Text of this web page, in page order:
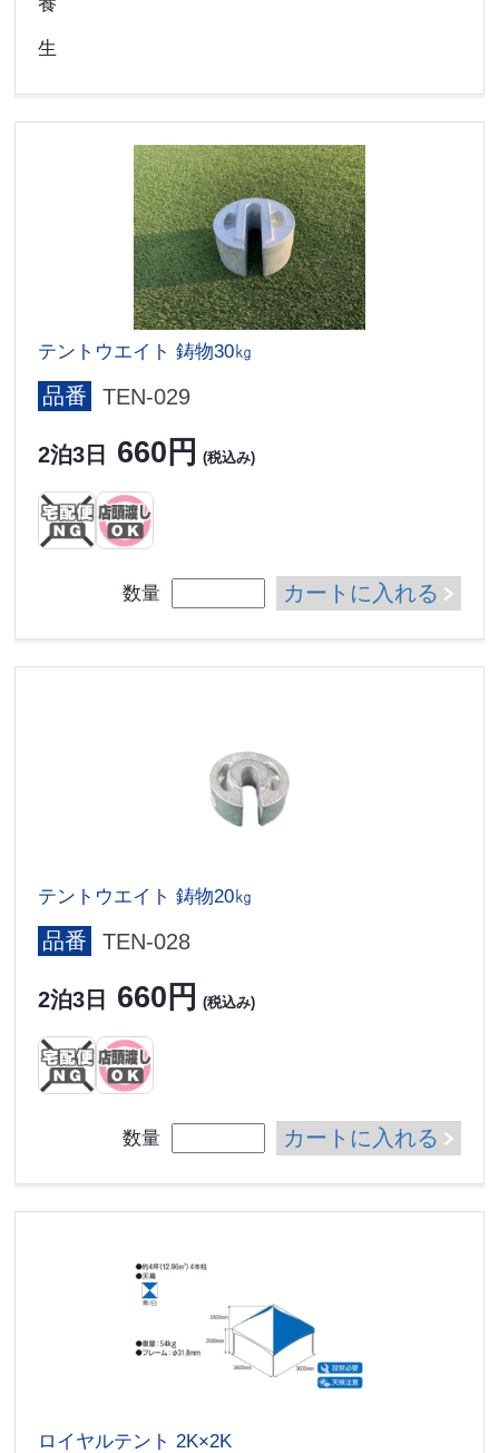
生
テントウエイト 鋳物30㎏
品番 TEN-029
2泊3日 660円 (税込み)
数量 カートに入れる
テントウエイト 鋳物20㎏
品番 TEN-028
2泊3日 660円 (税込み)
数量 カートに入れる
ロイヤルテント 2K×2K